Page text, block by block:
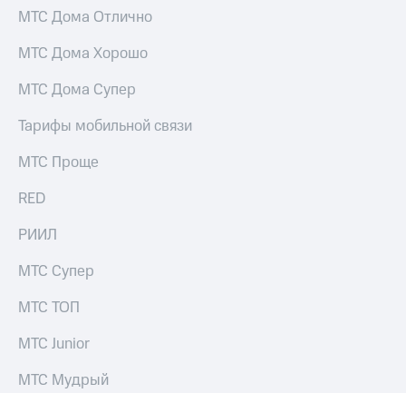
погашении
именных
облигаций
Другое
Регистратор
Реквизиты
Контакты
деловая этика
МТС Дома Отлично
МТС Дома Хорошо
МТС Дома Супер
Тарифы мобильной связи
МТС Проще
RED
РИИЛ
МТС Супер
МТС ТОП
МТС Junior
МТС Мудрый